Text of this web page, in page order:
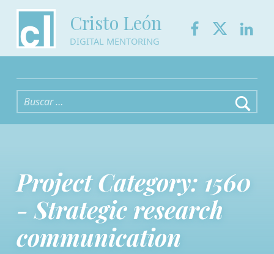
Cristo León
DIGITAL MENTORING
Buscar:
Project Category: 1560
- Strategic research
communication